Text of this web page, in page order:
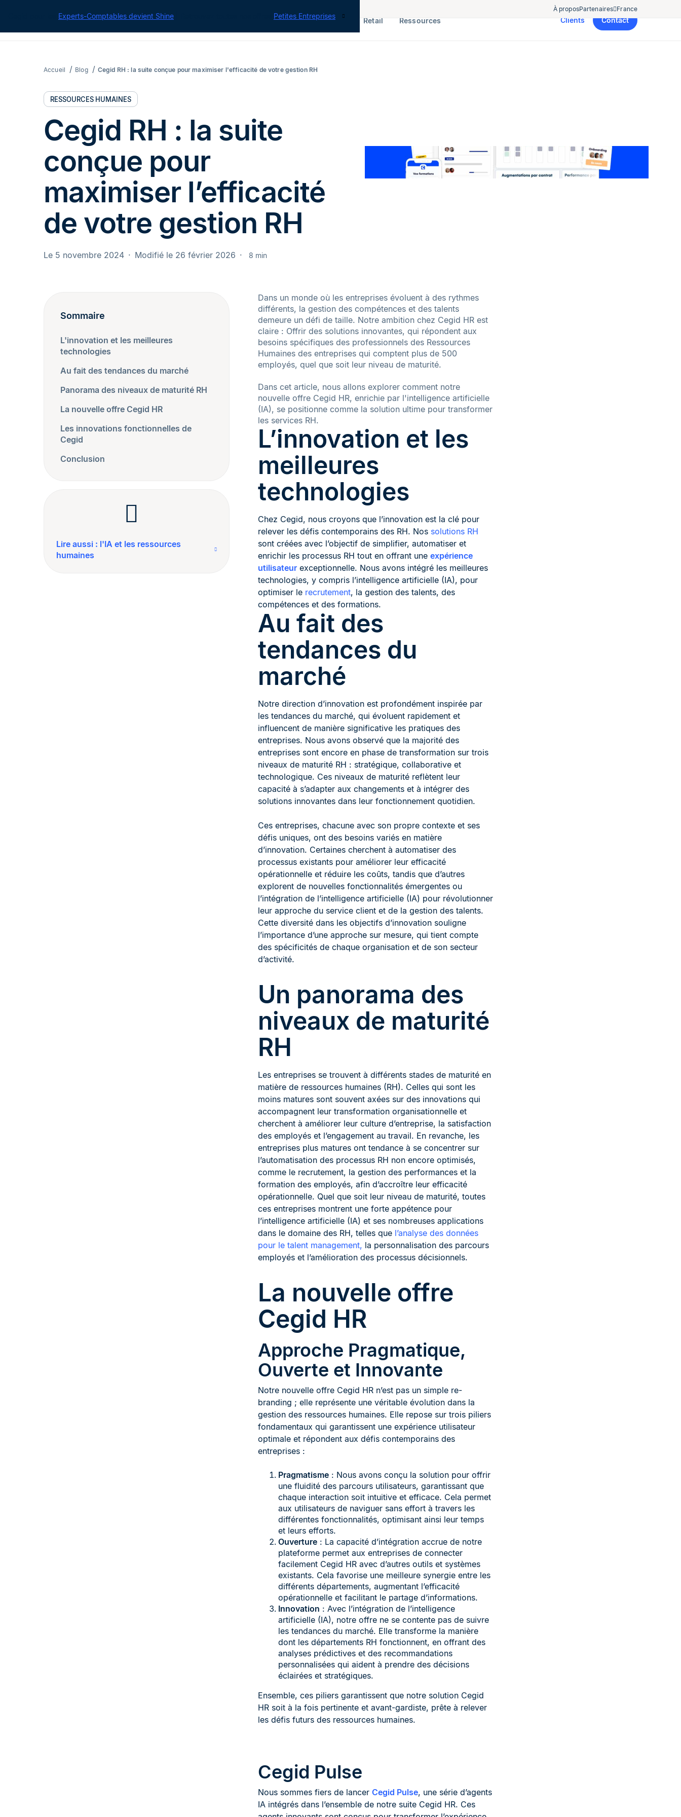
Experts-Comptables devient Shine Petites Entreprises
À proposPartenaires France
ERP Finance Retail Ressources Clients Contact
Accueil Blog Cegid RH : la suite conçue pour maximiser l'efficacité de votre gestion RH
RESSOURCES HUMAINES
Cegid RH : la suite
conçue pour
maximiser l’efficacité
de votre gestion RH
Le 5 novembre 2024 Modifié le 26 février 2026 8 min
Sommaire
L'innovation et les meilleures
technologies
Au fait des tendances du marché
Panorama des niveaux de maturité RH
La nouvelle offre Cegid HR
Les innovations fonctionnelles de
Cegid
Conclusion
Lire aussi : l'IA et les ressources
humaines
Dans un monde où les entreprises évoluent à des rythmes
différents, la gestion des compétences et des talents
demeure un défi de taille. Notre ambition chez Cegid HR est
claire : Offrir des solutions innovantes, qui répondent aux
besoins spécifiques des professionnels des Ressources
Humaines des entreprises qui comptent plus de 500
employés, quel que soit leur niveau de maturité.
Dans cet article, nous allons explorer comment notre
nouvelle offre Cegid HR, enrichie par l'intelligence artificielle
(IA), se positionne comme la solution ultime pour transformer
les services RH.
L’innovation et les
meilleures
technologies
Chez Cegid, nous croyons que l’innovation est la clé pour
relever les défis contemporains des RH. Nossolutions RH
sont créées avec l’objectif de simplifier, automatiser et
enrichir les processus RH tout en offrant une expérience
utilisateurexceptionnelle. Nous avons intégré les meilleures
technologies, y compris l’intelligence artificielle (IA), pour
optimiser le recrutement, la gestion des talents, des
compétences et des formations.
Au fait des
tendances du
marché
Notre direction d’innovation est profondément inspirée par
les tendances du marché, qui évoluent rapidement et
influencent de manière significative les pratiques des
entreprises. Nous avons observé que la majorité des
entreprises sont encore en phase de transformation sur trois
niveaux de maturité RH : stratégique, collaborative et
technologique. Ces niveaux de maturité reflètent leur
capacité à s’adapter aux changements et à intégrer des
solutions innovantes dans leur fonctionnement quotidien.
Ces entreprises, chacune avec son propre contexte et ses
défis uniques, ont des besoins variés en matière
d’innovation. Certaines cherchent à automatiser des
processus existants pour améliorer leur efficacité
opérationnelle et réduire les coûts, tandis que d’autres
explorent de nouvelles fonctionnalités émergentes ou
l’intégration de l’intelligence artificielle (IA) pour révolutionner
leur approche du service client et de la gestion des talents.
Cette diversité dans les objectifs d’innovation souligne
l’importance d’une approche sur mesure, qui tient compte
des spécificités de chaque organisation et de son secteur
d’activité.
Un panorama des
niveaux de maturité
RH
Les entreprises se trouvent à différents stades de maturité en
matière de ressources humaines (RH). Celles qui sont les
moins matures sont souvent axées sur des innovations qui
accompagnent leur transformation organisationnelle et
cherchent à améliorer leur culture d’entreprise, la satisfaction
des employés et l’engagement au travail. En revanche, les
entreprises plus matures ont tendance à se concentrer sur
l’automatisation des processus RH non encore optimisés,
comme le recrutement, la gestion des performances et la
formation des employés, afin d’accroître leur efficacité
opérationnelle. Quel que soit leur niveau de maturité, toutes
ces entreprises montrent une forte appétence pour
l’intelligence artificielle (IA) et ses nombreuses applications
dans le domaine des RH, telles que l’analyse des données
pour le talent management, la personnalisation des parcours
employés et l’amélioration des processus décisionnels.
La nouvelle offre
Cegid HR
Approche Pragmatique,
Ouverte et Innovante
Notre nouvelle offre Cegid HR n’est pas un simple re-
branding ; elle représente une véritable évolution dans la
gestion des ressources humaines. Elle repose sur trois piliers
fondamentaux qui garantissent une expérience utilisateur
optimale et répondent aux défis contemporains des
entreprises :
Pragmatisme: Nous avons conçu la solution pour offrir
une fluidité des parcours utilisateurs, garantissant que
chaque interaction soit intuitive et efficace. Cela permet
aux utilisateurs de naviguer sans effort à travers les
différentes fonctionnalités, optimisant ainsi leur temps
et leurs efforts.
Ouverture: La capacité d’intégration accrue de notre
plateforme permet aux entreprises de connecter
facilement Cegid HR avec d’autres outils et systèmes
existants. Cela favorise une meilleure synergie entre les
différents départements, augmentant l’efficacité
opérationnelle et facilitant le partage d’informations.
Innovation : Avec l’intégration de l’intelligence
artificielle (IA), notre offre ne se contente pas de suivre
les tendances du marché. Elle transforme la manière
dont les départements RH fonctionnent, en offrant des
analyses prédictives et des recommandations
personnalisées qui aident à prendre des décisions
éclairées et stratégiques.
Ensemble, ces piliers garantissent que notre solution Cegid
HR soit à la fois pertinente et avant-gardiste, prête à relever
les défis futurs des ressources humaines.
Cegid Pulse
Nous sommes fiers de lancer Cegid Pulse, une série d’agents
IA intégrés dans l’ensemble de notre suite Cegid HR. Ces